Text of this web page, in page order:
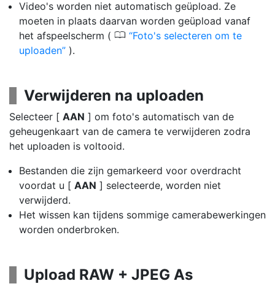
Video's worden niet automatisch geüpload. Ze
moeten in plaats daarvan worden geüpload vanaf
het afspeelscherm ( 0 Foto's selecteren om te
uploaden ).
Verwijderen na uploaden
Selecteer [ AAN ] om foto's automatisch van de
geheugenkaart van de camera te verwijderen zodra
het uploaden is voltooid.
Bestanden die zijn gemarkeerd voor overdracht
voordat u [ AAN ] selecteerde, worden niet
verwijderd.
Het wissen kan tijdens sommige camerabewerkingen
worden onderbroken.
Upload RAW + JPEG As